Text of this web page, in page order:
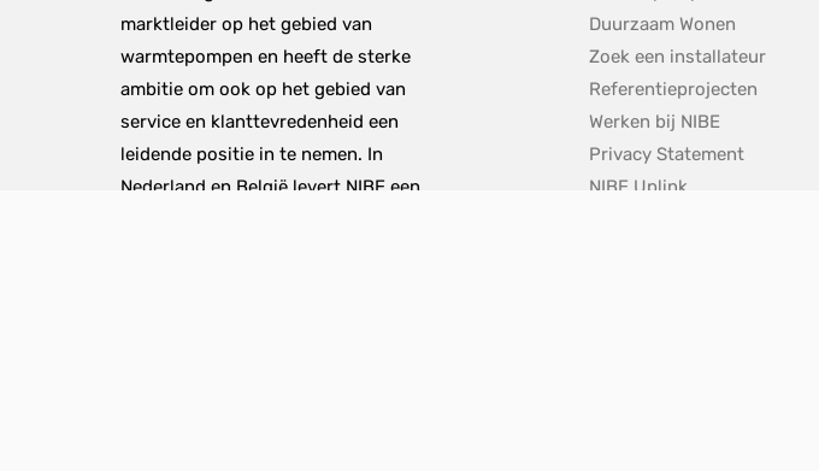
marktleider op het gebied van
warmtepompen en heeft de sterke
ambitie om ook op het gebied van
service en klanttevredenheid een
leidende positie in te nemen. In
Nederland en België levert NIBE een
Duurzaam Wonen
Zoek een installateur
Referentieprojecten
Werken bij NIBE
Privacy Statement
NIBE Uplink